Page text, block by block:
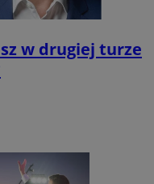
w drugiej turze